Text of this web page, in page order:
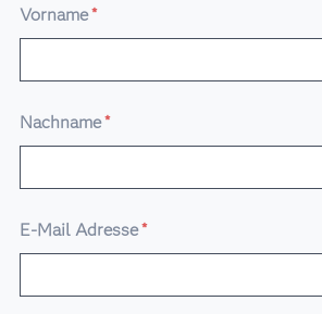
Vorname*
Nachname*
E-Mail Adresse*